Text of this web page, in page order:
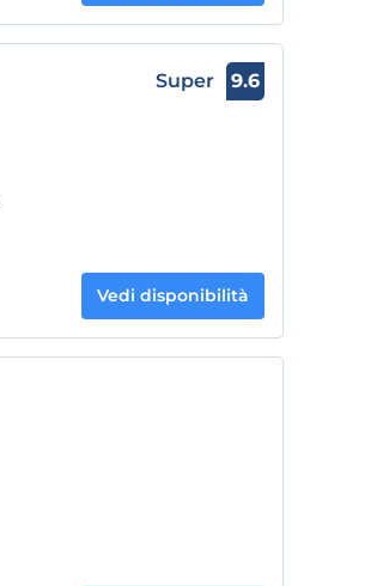
Super 9.6
Vedi disponibilità